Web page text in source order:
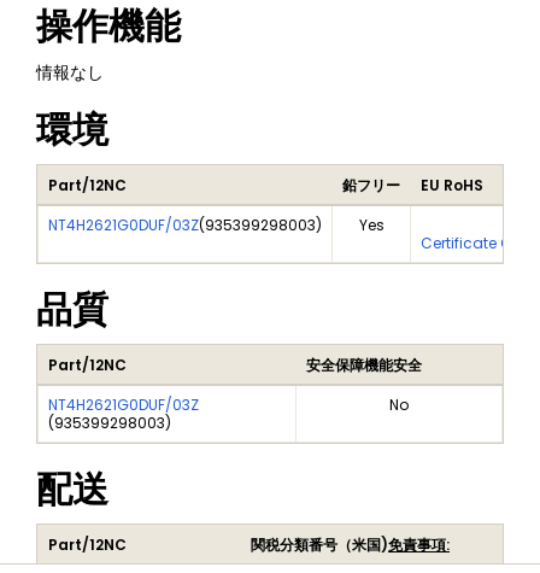
操作機能
情報なし
環境
Part/12NC 鉛フリー
EU RoHS
NT4H2621G0DUF/03Z(935399298003) Yes
Certificate Of
品質
Part/12NC
安全保障機能安全
NT4H2621G0DUF/03Z
(935399298003)
No
配送
Part/12NC 関税分類番号（米国)免責事項: